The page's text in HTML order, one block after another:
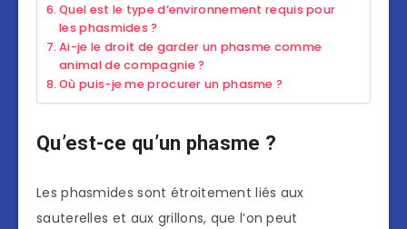
Quel est le type d’environnement requis pour
les phasmides ?
Ai-je le droit de garder un phasme comme
animal de compagnie ?
Où puis-je me procurer un phasme ?
Qu’est-ce qu’un phasme ?
Les phasmides sont étroitement liés aux
sauterelles et aux grillons, que l’on peut